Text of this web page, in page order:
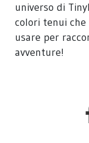
universo di
colori tenui che
usare per
avventure!